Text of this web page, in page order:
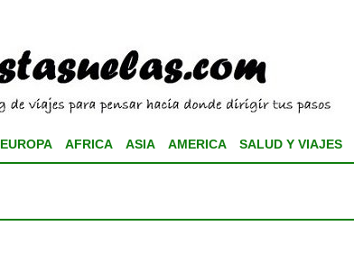
EUROPA AFRICA ASIA AMERICA SALUD Y VIAJES